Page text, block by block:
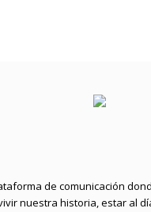
de comunicación
nuestra historia, estar al